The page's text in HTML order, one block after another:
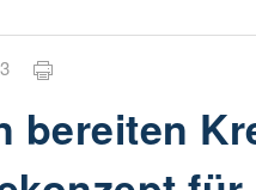
bereiten